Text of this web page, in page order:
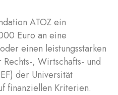
ATOZ ein
Euro an eine
einen leistungsstarken
, Wirtschafts- und
der Universität
finanziellen Kriterien.